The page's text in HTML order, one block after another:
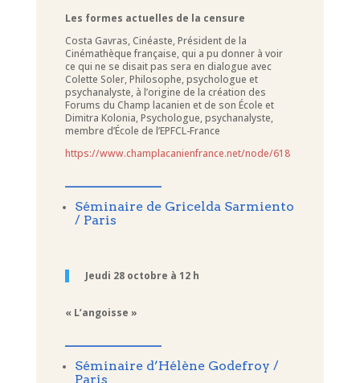
Les formes actuelles de la censure
Costa Gavras, Cinéaste, Président de la
Cinémathèque française, qui a pu donner à voir
ce qui ne se disait pas sera en dialogue avec
Colette Soler, Philosophe, psychologue et
psychanalyste, à l’origine de la création des
Forums du Champ lacanien et de son École et
Dimitra Kolonia, Psychologue, psychanalyste,
membre d’École de l’EPFCL-France
https://www.champlacanienfrance.net/node/618
Séminaire de Gricelda Sarmiento
/ Paris
Jeudi 28 octobre à 12 h
« L’angoisse »
Séminaire d’Hélène Godefroy /
Paris